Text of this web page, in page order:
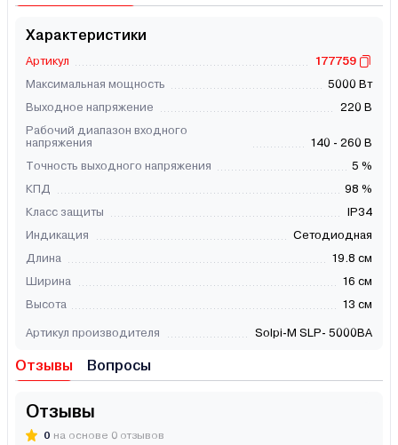
Характеристики
Артикул
177759
Максимальная мощность
5000 Вт
Выходное напряжение
220 В
Рабочий диапазон входного
напряжения
140 - 260 В
Точность выходного напряжения
5 %
КПД
98 %
Класс защиты
IP34
Индикация
Сетодиодная
Длина
19.8 см
Ширина
16 см
Высота
13 см
Артикул производителя Solpi-M SLP- 5000ВА
Отзывы Вопросы
Отзывы
0 на основе 0 отзывов